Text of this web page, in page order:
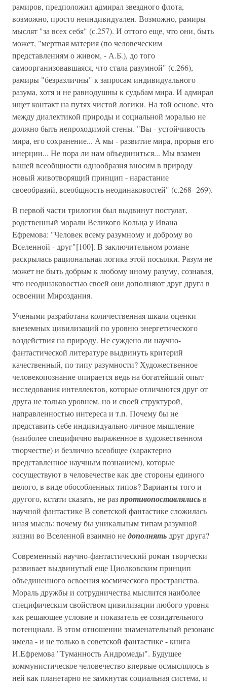
рамиров, предположил адмирал звездного флота,
возможно, просто неиндивидуален. Возможно, рамиры
мыслят "за всех себя" (с.257). И оттого еще, что они, быть
может, "мертвая материя (по человеческим
представлениям о живом, - А.Б.), до того
самоорганизовавшаяся, что стала разумной" (с.266),
рамиры "безразличны" к запросам индивидуального
разума, хотя и не равнодушны к судьбам мира. И адмирал
ищет контакт на путях чистой логики. На той основе, что
между диалектикой природы и социальной моралью не
должно быть непроходимой стены. "Вы - устойчивость
мира, его сохранение... А мы - развитие мира, прорыв его
инерции... Не пора ли нам объединиться... Мы взамен
вашей всеобщности однообразия вносим в природу
новый животворящий принцип - нарастание
своеобразий, всеобщность неодинаковостей" (с.268- 269).
В первой части трилогии был выдвинут постулат,
родственный морали Великого Кольца у Ивана
Ефремова: "Человек всему разумному и доброму во
Вселенной - друг"[100]. В заключительном романе
раскрылась рациональная логика этой посылки. Разум не
может не быть добрым к любому иному разуму, сознавая,
что неодинаковостью своей они дополняют друг друга в
освоении Мироздания.
Учеными разработана количественная шкала оценки
внеземных цивилизаций по уровню энергетического
воздействия на природу. Не суждено ли научно-
фантастической литературе выдвинуть критерий
качественный, по типу разумности? Художественное
человекопознание опирается ведь на богатейший опыт
исследования интеллектов, которые отличаются друг от
друга не только уровнем, но и своей структурой,
направленностью интереса и т.п. Почему бы не
представить себе индивидуально-личное мышление
(наиболее специфично выраженное в художественном
творчестве) и безлично всеобщее (характерно
представленное научным познанием), которые
сосуществуют в человечестве как две стороны единого
целого, в виде обособленных типов? Варианты того и
другого, кстати сказать, не разпротивопоставлялисьв
научной фантастике В советской фантастике сложилась
иная мысль: почему бы уникальным типам разумной
жизни во Вселенной взаимно недополнять друг друга?
Современный научно-фантастический роман творчески
развивает выдвинутый еще Циолковским принцип
объединенного освоения космического пространства.
Мораль дружбы и сотрудничества мыслится наиболее
специфическим свойством цивилизации любого уровня
как решающее условие и показатель ее созидательного
потенциала. В этом отношении знаменательный резонанс
имела - и не только в советской фантастике - книга
И.Ефремова "Туманность Андромеды". Будущее
коммунистическое человечество впервые осмыслялось в
ней как планетарно не замкнутая социальная система, и